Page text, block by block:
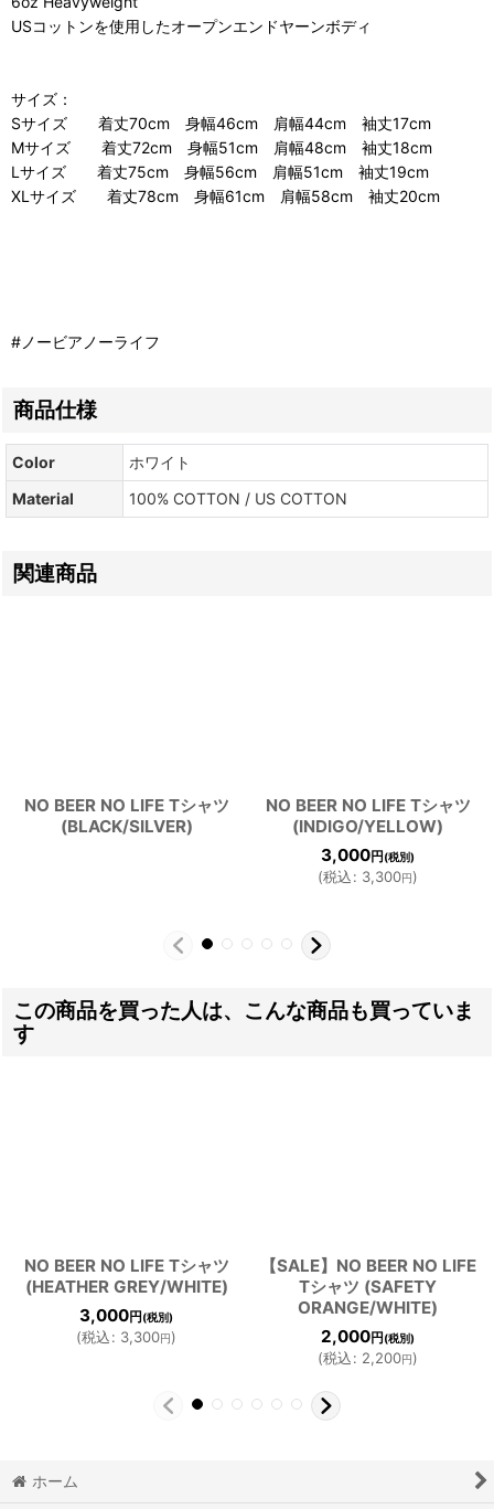
USコットンを使用したオープンエンドヤーンボディ
サイズ：
Sサイズ 着丈70cm 身幅46cm 肩幅44cm 袖丈17cm
Mサイズ 着丈72cm 身幅51cm 肩幅48cm 袖丈18cm
Lサイズ 着丈75cm 身幅56cm 肩幅51cm 袖丈19cm
XLサイズ 着丈78cm 身幅61cm 肩幅58cm 袖丈20cm
#ノービアノーライフ
商品仕様
Color
ホワイト
Material
100% COTTON / US COTTON
関連商品
NO BEER NO LIFE Tシャツ
(BLACK/SILVER)
NO BEER NO LIFE Tシャツ
(INDIGO/YELLOW)
3,000円 (税別)
(税込: 3,300円)
この商品を買った人は、こんな商品も買っていま
す
NO BEER NO LIFE Tシャツ
(HEATHER GREY/WHITE)
3,000円 (税別)
(税込: 3,300円)
【SALE】NO BEER NO LIFE
Tシャツ (SAFETY
ORANGE/WHITE)
2,000円 (税別)
(税込: 2,200円)
ホーム